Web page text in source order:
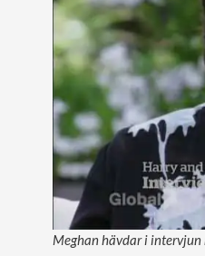
Meghan hävdar i